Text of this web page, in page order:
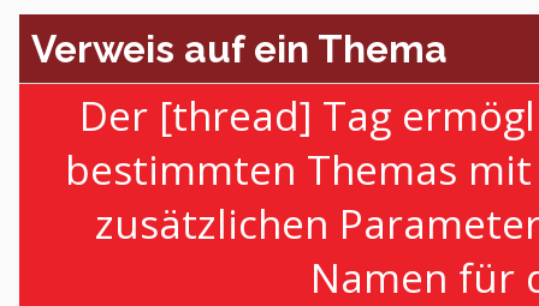
Verweis auf ein Thema
Der [thread] Tag
bestimmten Themas
zusätzlichen
Namen für